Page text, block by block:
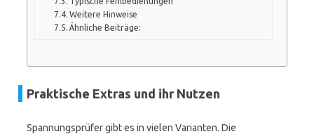
Weitere Hinweise
Ähnliche Beiträge:
Praktische Extras und ihr Nutzen
Spannungsprüfer gibt es in vielen Varianten. Die